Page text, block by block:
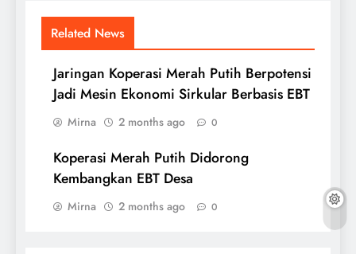
Related News
Jaringan Koperasi Merah Putih Berpotensi
Jadi Mesin Ekonomi Sirkular Berbasis EBT
Mirna 2 months ago 0
Koperasi Merah Putih Didorong
Kembangkan EBT Desa
Mirna 2 months ago 0